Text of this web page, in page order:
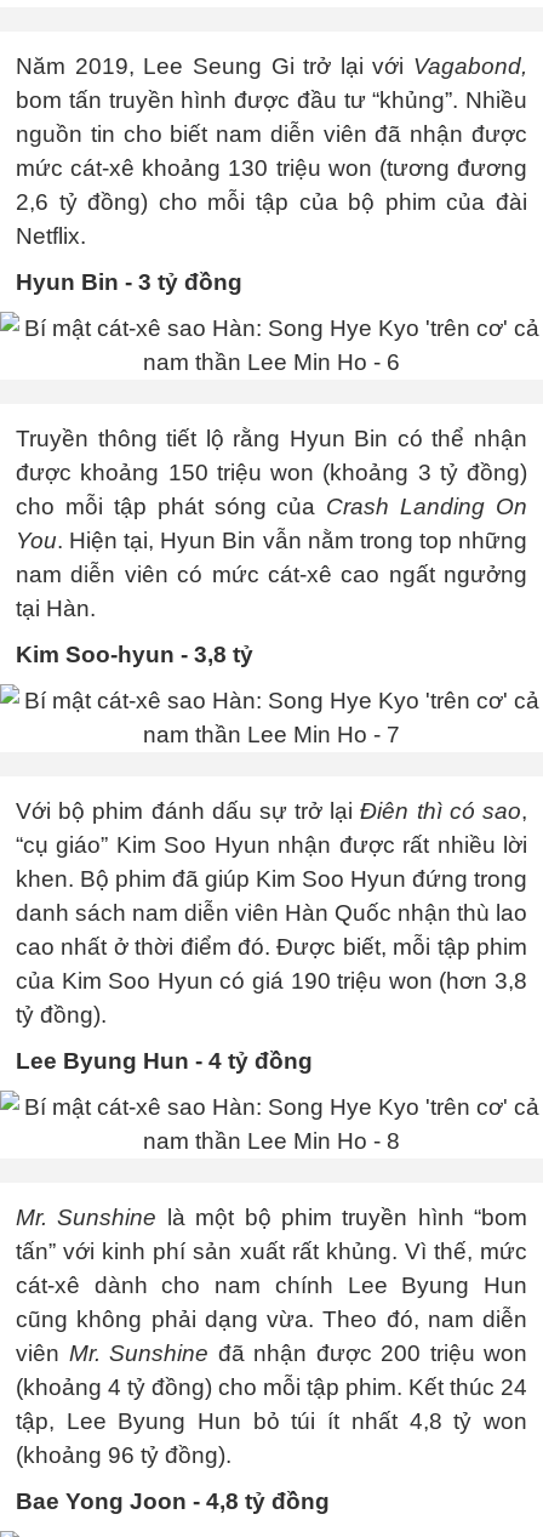
Năm 2019, Lee Seung Gi trở lại với Vagabond,
bom tấn truyền hình được đầu tư “khủng”. Nhiều
nguồn tin cho biết nam diễn viên đã nhận được
mức cát-xê khoảng 130 triệu won (tương đương
2,6 tỷ đồng) cho mỗi tập của bộ phim của đài
Netflix.
Hyun Bin - 3 tỷ đồng
Truyền thông tiết lộ rằng Hyun Bin có thể nhận
được khoảng 150 triệu won (khoảng 3 tỷ đồng)
cho mỗi tập phát sóng của Crash Landing On
You. Hiện tại, Hyun Bin vẫn nằm trong top những
nam diễn viên có mức cát-xê cao ngất ngưởng
tại Hàn.
Kim Soo-hyun - 3,8 tỷ
Với bộ phim đánh dấu sự trở lạiĐiên thì có sao,
“cụ giáo” Kim Soo Hyun nhận được rất nhiều lời
khen. Bộ phim đã giúp Kim Soo Hyun đứng trong
danh sách nam diễn viên Hàn Quốc nhận thù lao
cao nhất ở thời điểm đó. Được biết, mỗi tập phim
của Kim Soo Hyun có giá 190 triệu won (hơn 3,8
tỷ đồng).
Lee Byung Hun - 4 tỷ đồng
Mr. Sunshine là một bộ phim truyền hình “bom
tấn” với kinh phí sản xuất rất khủng. Vì thế, mức
cát-xê dành cho nam chính Lee Byung Hun
cũng không phải dạng vừa. Theo đó, nam diễn
viên Mr. Sunshine đã nhận được 200 triệu won
(khoảng 4 tỷ đồng) cho mỗi tập phim. Kết thúc 24
tập, Lee Byung Hun bỏ túi ít nhất 4,8 tỷ won
(khoảng 96 tỷ đồng).
Bae Yong Joon - 4,8 tỷ đồng